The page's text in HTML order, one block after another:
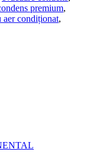
premium,
aer condiționat,